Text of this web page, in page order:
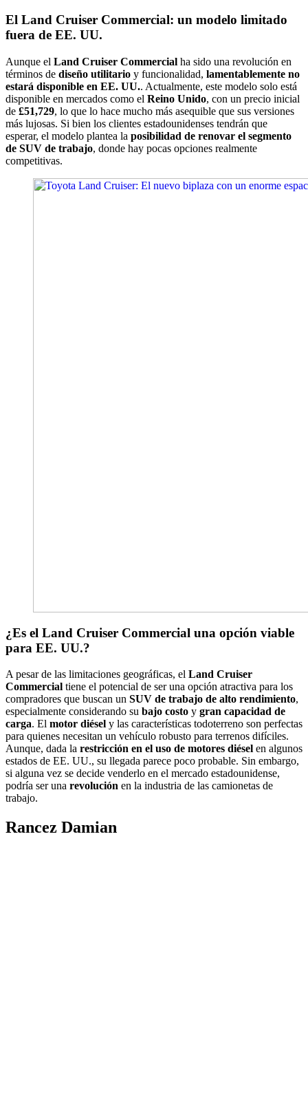
El Land Cruiser Commercial: un modelo limitado
fuera de EE. UU.
Aunque el Land Cruiser Commercial ha sido una revolución en
términos de diseño utilitario y funcionalidad, lamentablemente no
estará disponible en EE. UU.. Actualmente, este modelo solo está
disponible en mercados como el Reino Unido, con un precio inicial
de £51,729, lo que lo hace mucho más asequible que sus versiones
más lujosas. Si bien los clientes estadounidenses tendrán que
esperar, el modelo plantea la posibilidad de renovar el segmento
de SUV de trabajo, donde hay pocas opciones realmente
competitivas.
¿Es el Land Cruiser Commercial una opción viable
para EE. UU.?
A pesar de las limitaciones geográficas, el Land Cruiser
Commercial tiene el potencial de ser una opción atractiva para los
compradores que buscan un SUV de trabajo de alto rendimiento,
especialmente considerando su bajo costo y gran capacidad de
carga. El motor diésel y las características todoterreno son perfectas
para quienes necesitan un vehículo robusto para terrenos difíciles.
Aunque, dada la restricción en el uso de motores diésel en algunos
estados de EE. UU., su llegada parece poco probable. Sin embargo,
si alguna vez se decide venderlo en el mercado estadounidense,
podría ser una revolución en la industria de las camionetas de
trabajo.
Rancez Damian